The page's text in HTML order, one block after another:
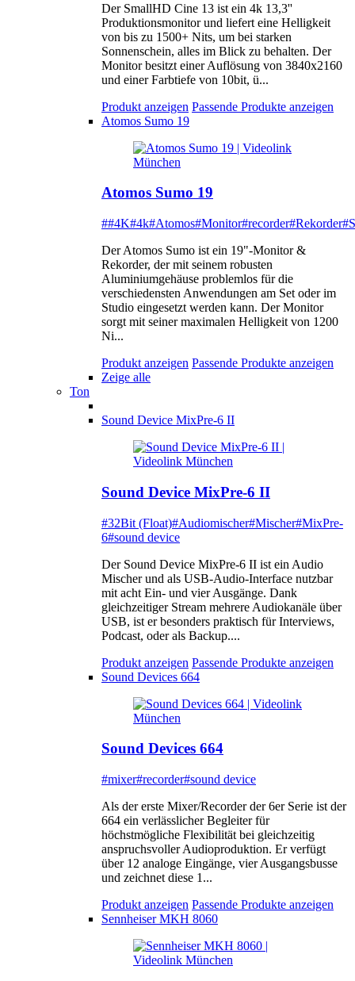
Der SmallHD Cine 13 ist ein 4k 13,3''
Produktionsmonitor und liefert eine Helligkeit
von bis zu 1500+ Nits, um bei starken
Sonnenschein, alles im Blick zu behalten. Der
Monitor besitzt einer Auflösung von 3840x2160
und einer Farbtiefe von 10bit, ü...
Produkt anzeigen Passende Produkte anzeigen
Atomos Sumo 19
Atomos Sumo 19
##4K#4k#Atomos#Monitor#recorder#Rekorder
Der Atomos Sumo ist ein 19"-Monitor &
Rekorder, der mit seinem robusten
Aluminiumgehäuse problemlos für die
verschiedensten Anwendungen am Set oder im
Studio eingesetzt werden kann. Der Monitor
sorgt mit seiner maximalen Helligkeit von 1200
Ni...
Produkt anzeigen Passende Produkte anzeigen
Zeige alle
Ton
Sound Device MixPre-6 II
Sound Device MixPre-6 II
#32Bit (Float)#Audiomischer#Mischer#MixPre-
6#sound device
Der Sound Device MixPre-6 II ist ein Audio
Mischer und als USB-Audio-Interface nutzbar
mit acht Ein- und vier Ausgänge. Dank
gleichzeitiger Stream mehrere Audiokanäle über
USB, ist er besonders praktisch für Interviews,
Podcast, oder als Backup....
Produkt anzeigen Passende Produkte anzeigen
Sound Devices 664
Sound Devices 664
#mixer#recorder#sound device
Als der erste Mixer/Recorder der 6er Serie ist der
664 ein verlässlicher Begleiter für
höchstmögliche Flexibilität bei gleichzeitig
anspruchsvoller Audioproduktion. Er verfügt
über 12 analoge Eingänge, vier Ausgangsbusse
und zeichnet diese 1...
Produkt anzeigen Passende Produkte anzeigen
Sennheiser MKH 8060